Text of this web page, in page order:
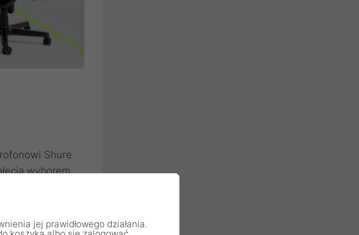
Shure
wyborem
wyróżniającym
podzielony
jej prawidłowego działania.